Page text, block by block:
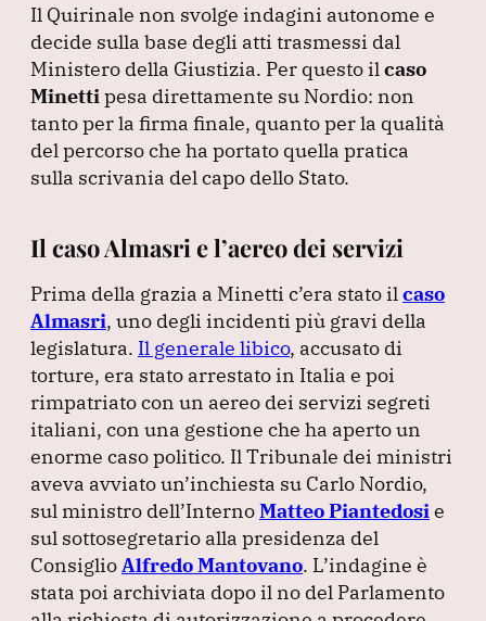
Il Quirinale non svolge indagini autonome e
decide sulla base degli atti trasmessi dal
Ministero della Giustizia. Per questo il caso
Minetti pesa direttamente su Nordio: non
tanto per la firma finale, quanto per la qualità
del percorso che ha portato quella pratica
sulla scrivania del capo dello Stato.
Il caso Almasri e l’aereo dei servizi
Prima della grazia a Minetti c’era stato il caso
Almasri, uno degli incidenti più gravi della
legislatura. Il generale libico, accusato di
torture, era stato arrestato in Italia e poi
rimpatriato con un aereo dei servizi segreti
italiani, con una gestione che ha aperto un
enorme caso politico. Il Tribunale dei ministri
aveva avviato un’inchiesta su Carlo Nordio,
sul ministro dell’InternoMatteo Piantedosi e
sul sottosegretario alla presidenza del
Consiglio Alfredo Mantovano. L’indagine è
stata poi archiviata dopo il no del Parlamento